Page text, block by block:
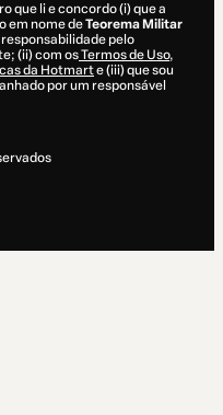
que li e concordo (i) que a
em nome deTeorema Militar
responsabilidade pelo
(ii) com osTermos de Uso,
da Hotmarte (iii) que sou
por um responsável